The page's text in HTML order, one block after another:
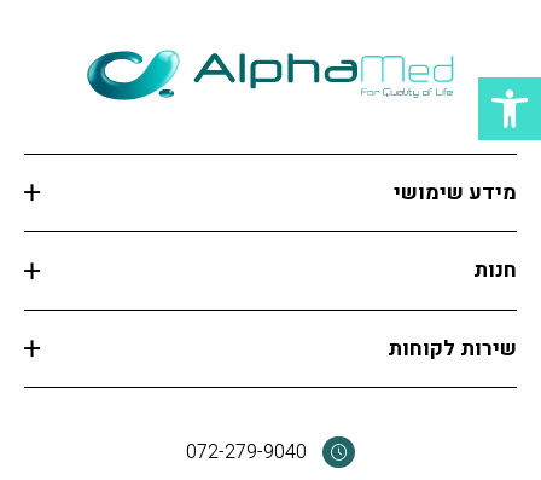
פתח סרגל נגישות
מידע שימושי
חנות
שירות לקוחות
072-279-9040